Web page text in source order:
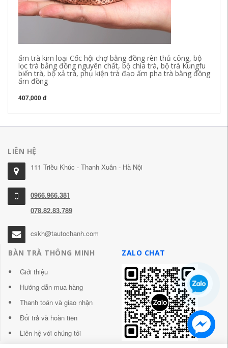
ấm trà kim loại Cốc hội chợ bằng đồng rèn thủ công, bộ
lọc trà bằng đồng nguyên chất, bộ chia trà, bộ trà Kungfu
biển trà, bộ xả trà, phụ kiện trà đạo ấm pha trà bằng đồng
ấm đồng
407,000 đ
LIÊN HỆ
111 Triều Khúc - Thanh Xuân - Hà Nội
0966.966.381
078.82.83.789
cskh@tautochanh.com
BÀN TRÀ THÔNG MINH
Giới thiệu
Hướng dẫn mua hàng
Thanh toán và giao nhận
Đổi trả và hoàn tiền
Liên hệ với chúng tôi
ZALO CHAT